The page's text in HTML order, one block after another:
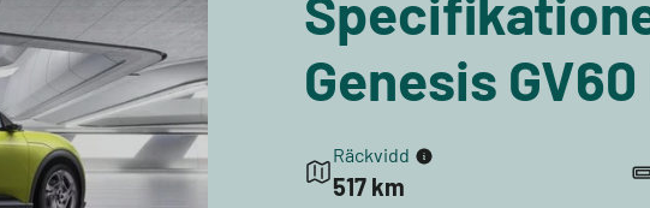
Genesis
Räckvidd
517 km